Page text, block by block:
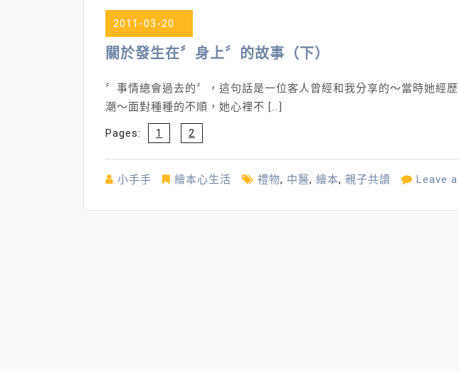
2011-03-20
關於發生在〞身上〞的故事（下）
〞事情總會過去的〞，這句話是一位客人曾經和我分享的～當時她經
潮～面對種種的不順，她心裡不 […]
Pages: 1 2
小手手 繪本心生活 禮物, 中醫, 繪本, 親子共讀 Leave